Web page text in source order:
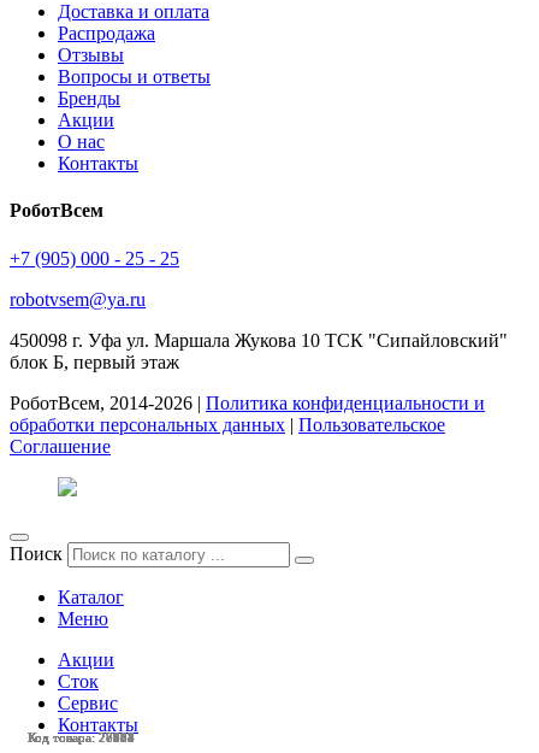
Код товара: 28438
Код товара: 28113
Код товара: 27964
Код товара: 27963
Код товара: 27584
Код товара: 27504
Код товара: 27251
Код товара: 27112
Код товара: 27037
Код товара: 27031
Код товара: 26658
Код товара: 28221
Доставка и оплата
Распродажа
Отзывы
Вопросы и ответы
Бренды
Акции
О нас
Контакты
РоботВсем
+7 (905) 000 - 25 - 25
robotvsem@ya.ru
450098 г. Уфа ул. Маршала Жукова 10 ТСК "Сипайловский"
блок Б, первый этаж
РоботВсем, 2014-2026 | Политика конфиденциальности и
обработки персональных данных | Пользовательское
Соглашение
Поиск
Каталог
Меню
Акции
Сток
Сервис
Контакты